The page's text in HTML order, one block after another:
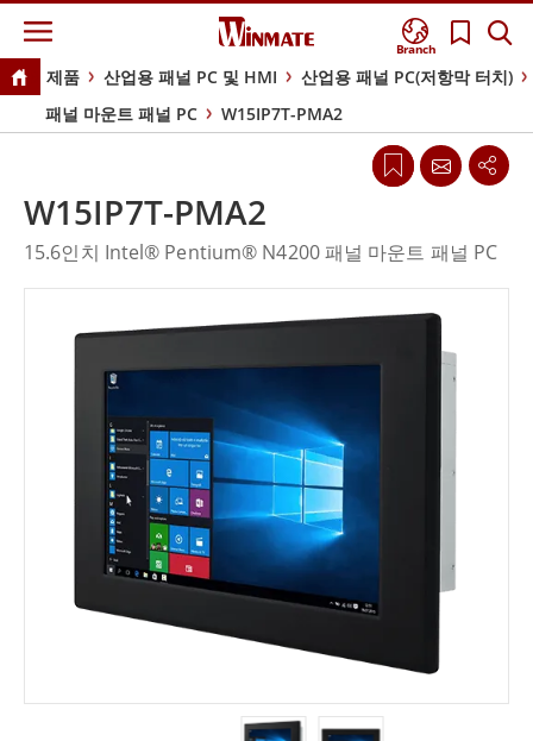
Branch
제품 산업용 패널 PC 및 HMI
산업용 패널 PC(저항막 터치)
패널 마운트 패널 PC
W15IP7T-PMA2
W15IP7T-PMA2
15.6인치 Intel® Pentium® N4200 패널 마운트 패널 PC